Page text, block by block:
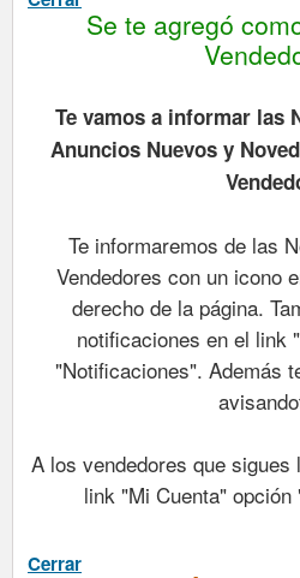
Se te agregó
Te vamos a informar las
Anuncios Nuevos y
Te informaremos de las
Vendedores con un icono
derecho de la página.
notificaciones en el link
"Notificaciones". Además
A los vendedores que
link "Mi Cuenta"
Cerrar